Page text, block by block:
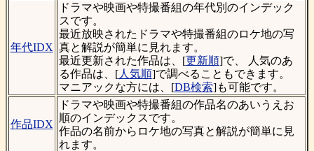
年代IDX
ドラマや映画や特撮番組の年代別のインデック
スです。
最近放映されたドラマや特撮番組のロケ地の写
真と解説が簡単に見れます。
最近更新された作品は、[更新順]で、 人気のあ
る作品は、[人気順]で調べることもできます。
マニアックな方には、[DB検索]も可能です。
作品IDX
ドラマや映画や特撮番組の作品名のあいうえお
順のインデックスです。
作品の名前からロケ地の写真と解説が簡単に見
れます。